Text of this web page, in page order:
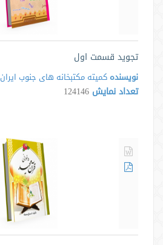
تجوید قسمت اول
نویسنده کمیته مکتبخانه های جنوب ایران
تعداد نمایش 124146